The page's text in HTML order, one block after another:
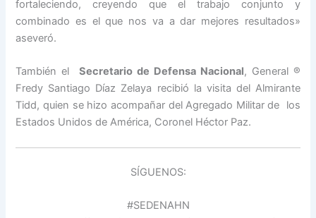
fortaleciendo, creyendo que el trabajo conjunto y
combinado es el que nos va a dar mejores resultados»
aseveró.
También elSecretario de Defensa Nacional, General ®
Fredy Santiago Díaz Zelaya recibió la visita del Almirante
Tidd, quien se hizo acompañar del Agregado Militar de los
Estados Unidos de América, Coronel Héctor Paz.
SÍGUENOS:
#SEDENAHN